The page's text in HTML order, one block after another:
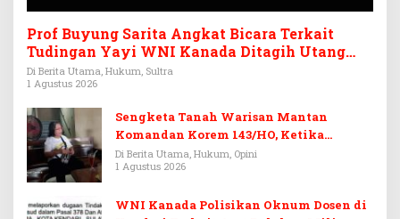
Prof Buyung Sarita Angkat Bicara Terkait
Tudingan Yayi WNI Kanada Ditagih Utang
Rp3,6 Miliar
Di Berita Utama, Hukum, Sultra
1 Agustus 2026
Sengketa Tanah Warisan Mantan
Komandan Korem 143/HO, Ketika
Warisan Menjadi Arena Pemerasan
Di Berita Utama, Hukum, Opini
1 Agustus 2026
WNI Kanada Polisikan Oknum Dosen di